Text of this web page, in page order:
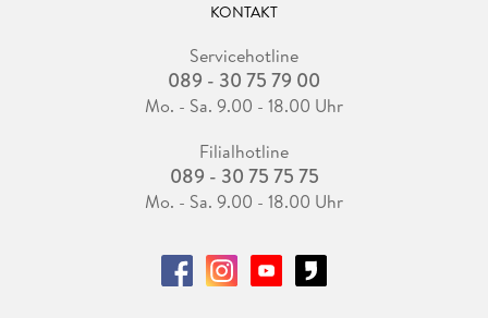
KONTAKT
Servicehotline
089 - 30 75 79 00
Mo. - Sa. 9.00 - 18.00 Uhr
Filialhotline
089 - 30 75 75 75
Mo. - Sa. 9.00 - 18.00 Uhr